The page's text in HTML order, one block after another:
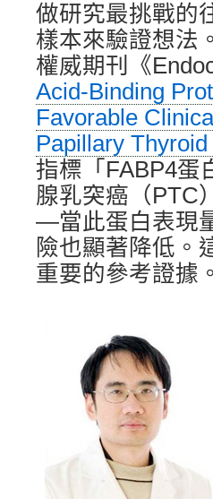
做研究最挑戰的
樣本來驗證想法
權威期刊《
Acid-Binding
Favorable
Papillary Thyroid
指標「FABP4蛋
腺乳突癌（PTC
—當此蛋白表現
險也顯著降低。
重要的參考證據。